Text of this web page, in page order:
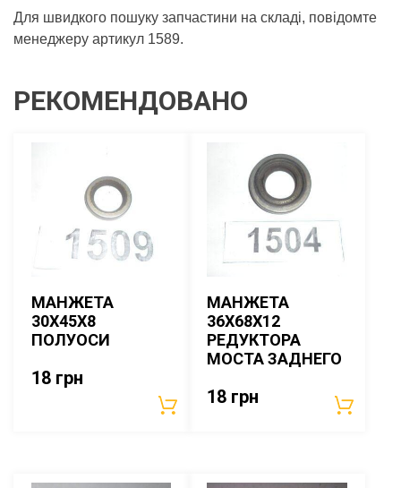
Для швидкого пошуку запчастини на складі, повідомте
менеджеру артикул 1589.
РЕКОМЕНДОВАНО
МАНЖЕТА
30Х45Х8
ПОЛУОСИ
18 грн
МАНЖЕТА
36Х68Х12
РЕДУКТОРА
МОСТА ЗАДНЕГО
18 грн